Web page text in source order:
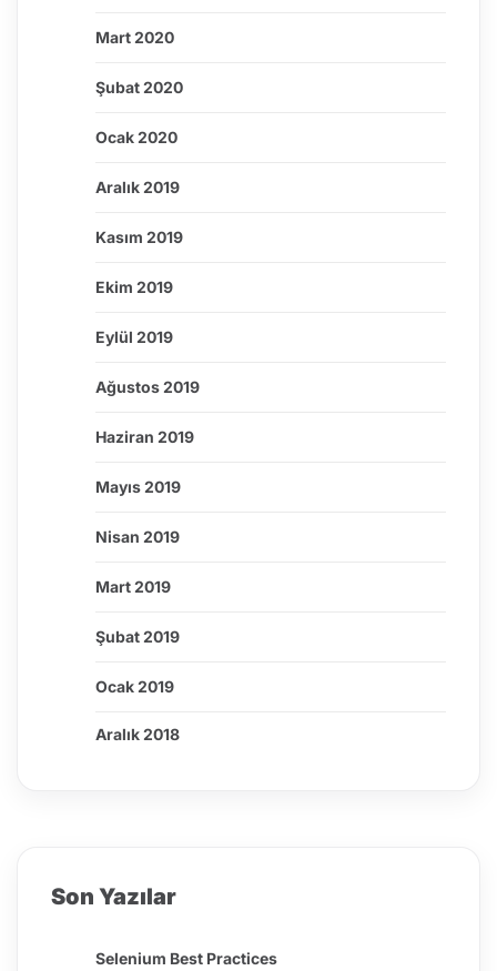
Mart 2020
Şubat 2020
Ocak 2020
Aralık 2019
Kasım 2019
Ekim 2019
Eylül 2019
Ağustos 2019
Haziran 2019
Mayıs 2019
Nisan 2019
Mart 2019
Şubat 2019
Ocak 2019
Aralık 2018
Son Yazılar
Selenium Best Practices